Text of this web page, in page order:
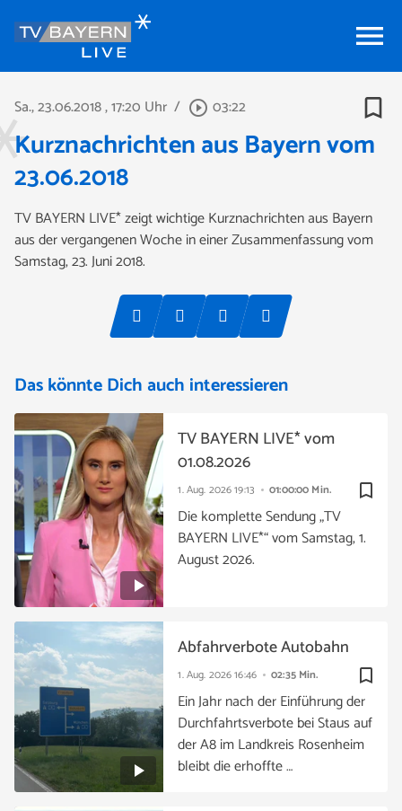
menu
Sa., 23.06.2018, 17:20 Uhr / play_circle_outline 03:22 bookmark_border
Kurznachrichten aus Bayern vom
23.06.2018
TV BAYERN LIVE* zeigt wichtige Kurznachrichten aus Bayern
aus der vergangenen Woche in einer Zusammenfassung vom
Samstag, 23. Juni 2018.
Das könnte Dich auch interessieren
bookmark_border
1. Aug. 202619:13 01:00:00 Min.
TV BAYERN LIVE* vom
01.08.2026
Die komplette Sendung „TV
BAYERN LIVE*“ vom Samstag, 1.
August 2026.
bookmark_border
1. Aug. 202616:46 02:35 Min.
Abfahrverbote Autobahn
Ein Jahr nach der Einführung der
Durchfahrtsverbote bei Staus auf
der A8 im Landkreis Rosenheim
bleibt die erhoffte …